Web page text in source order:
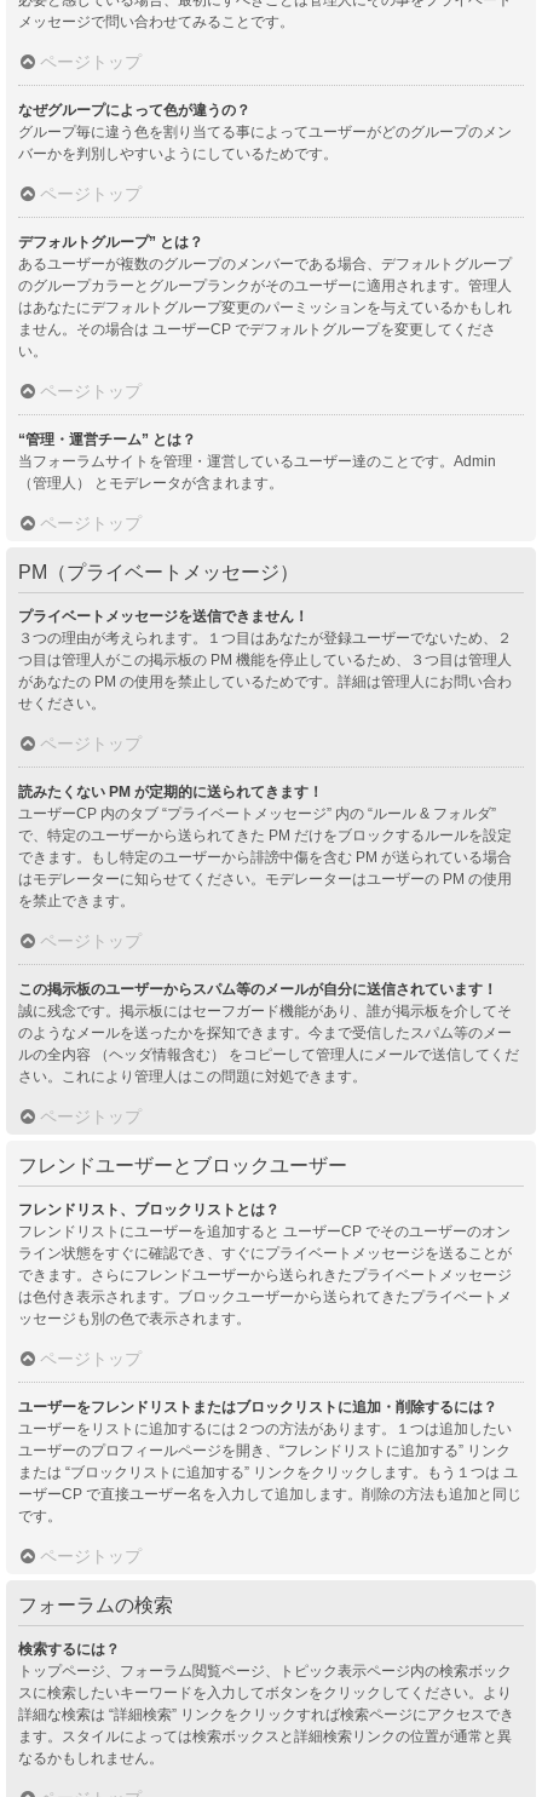
メッセージで問い合わせてみることです。
ページトップ
なぜグループによって色が違うの？
グループ毎に違う色を割り当てる事によってユーザーがどのグループのメン
バーかを判別しやすいようにしているためです。
ページトップ
デフォルトグループ” とは？
あるユーザーが複数のグループのメンバーである場合、デフォルトグループ
のグループカラーとグループランクがそのユーザーに適用されます。管理人
はあなたにデフォルトグループ変更のパーミッションを与えているかもしれ
ません。その場合は ユーザーCP でデフォルトグループを変更してくださ
い。
ページトップ
“管理・運営チーム” とは？
当フォーラムサイトを管理・運営しているユーザー達のことです。Admin
（管理人） とモデレータが含まれます。
ページトップ
PM（プライベートメッセージ）
プライベートメッセージを送信できません！
３つの理由が考えられます。１つ目はあなたが登録ユーザーでないため、２
つ目は管理人がこの掲示板の PM 機能を停止しているため、３つ目は管理人
があなたの PM の使用を禁止しているためです。詳細は管理人にお問い合わ
せください。
ページトップ
読みたくない PM が定期的に送られてきます！
ユーザーCP 内のタブ “プライベートメッセージ” 内の “ルール & フォルダ”
で、特定のユーザーから送られてきた PM だけをブロックするルールを設定
できます。もし特定のユーザーから誹謗中傷を含む PM が送られている場合
はモデレーターに知らせてください。モデレーターはユーザーの PM の使用
を禁止できます。
ページトップ
この掲示板のユーザーからスパム等のメールが自分に送信されています！
誠に残念です。掲示板にはセーフガード機能があり、誰が掲示板を介してそ
のようなメールを送ったかを探知できます。今まで受信したスパム等のメー
ルの全内容 （ヘッダ情報含む） をコピーして管理人にメールで送信してくだ
さい。これにより管理人はこの問題に対処できます。
ページトップ
フレンドユーザーとブロックユーザー
フレンドリスト、ブロックリストとは？
フレンドリストにユーザーを追加すると ユーザーCP でそのユーザーのオン
ライン状態をすぐに確認でき、すぐにプライベートメッセージを送ることが
できます。さらにフレンドユーザーから送られきたプライベートメッセージ
は色付き表示されます。ブロックユーザーから送られてきたプライベートメ
ッセージも別の色で表示されます。
ページトップ
ユーザーをフレンドリストまたはブロックリストに追加・削除するには？
ユーザーをリストに追加するには２つの方法があります。１つは追加したい
ユーザーのプロフィールページを開き、“フレンドリストに追加する” リンク
または “ブロックリストに追加する” リンクをクリックします。もう１つは ユ
ーザーCP で直接ユーザー名を入力して追加します。削除の方法も追加と同じ
です。
ページトップ
フォーラムの検索
検索するには？
トップページ、フォーラム閲覧ページ、トピック表示ページ内の検索ボック
スに検索したいキーワードを入力してボタンをクリックしてください。より
詳細な検索は “詳細検索” リンクをクリックすれば検索ページにアクセスでき
ます。スタイルによっては検索ボックスと詳細検索リンクの位置が通常と異
なるかもしれません。